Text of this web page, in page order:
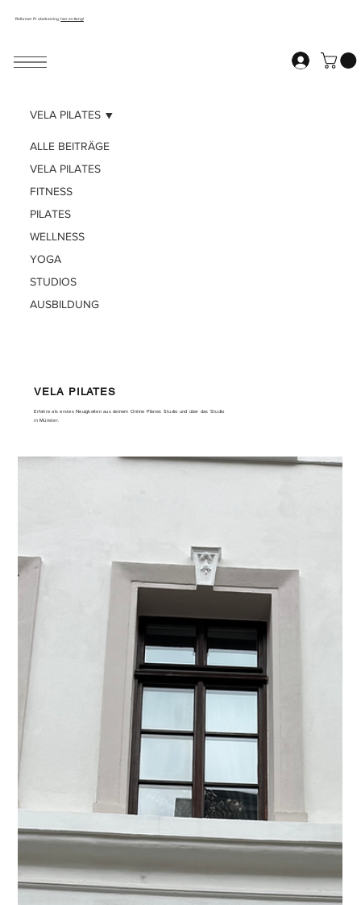
Reformer Probetraining, hier entlang!
ALLE BEITRÄGE
VELA PILATES
FITNESS
PILATES
WELLNESS
YOGA
STUDIOS
AUSBILDUNG
VELA PILATES
VELA PILATES
Erfahre als erstes Neuigkeiten aus deinem Online Pilates Studio und über das Studio
in Münster.